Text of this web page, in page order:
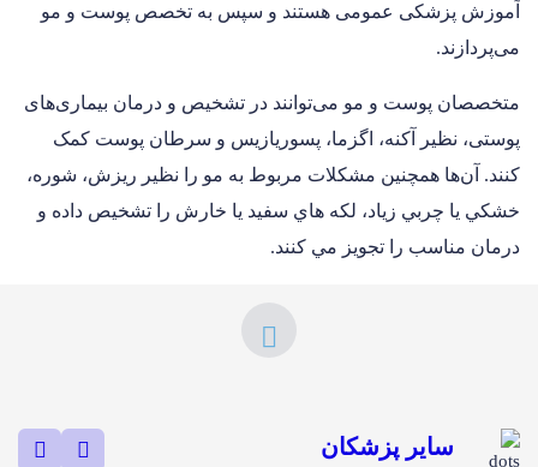
آموزش پزشکی عمومی هستند و سپس به تخصص پوست و مو
می‌پردازند.
متخصصان پوست و مو می‌توانند در تشخیص و درمان بیماری‌های
پوستی، نظیر آکنه، اگزما، پسوریازیس و سرطان پوست کمک
کنند. آن‌ها همچنین مشکلات مربوط به مو را نظیر ريزش، شوره،
خشكي يا چربي زياد، لكه هاي سفيد يا خارش را تشخيص داده و
درمان مناسب را تجويز مي كنند.
سایر پزشکان